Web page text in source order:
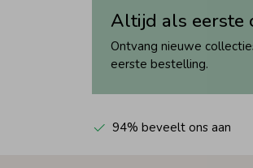
Altijd als eerste
Ontvang nieuwe
eerste bestelling.
94% beveelt ons aan